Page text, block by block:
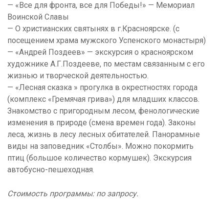
— «Все для фронта, все для Победы!» — Мемориал
Воинской Славы
— О христианских святынях в г.Красноярске. (с
посещением храма мужского Успенского монастыря)
— «Андрей Поздеев» — экскурсия о красноярском
художнике А.Г.Поздееве, по местам связанным с его
жизнью и творческой деятельностью.
— «Лесная сказка » прогулка в окрестностях города
(комплекс «Гремячая грива») для младших классов.
Знакомство с пригородным лесом, фенологические
изменения в природе (смена времен года). Законы
леса, жизнь в лесу лесных обитателей. Панорамные
виды на заповедник «Столбы». Можно покормить
птиц (большое количество кормушек). Экскурсия
автобусно-пешеходная.
Стоимость программы: по запросу.